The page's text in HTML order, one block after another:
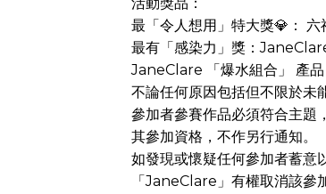
最「令人想用」特大獎💎：
最有「感染力」獎：
JaneClare 「爆水組合」 產品
不論任何原因包括但不限於未
參加者參賽作品必須符合主題
其參加資格，不作另行通知。
如發現或懷疑任何參加者蓄意
「JaneClare」有權取消該參